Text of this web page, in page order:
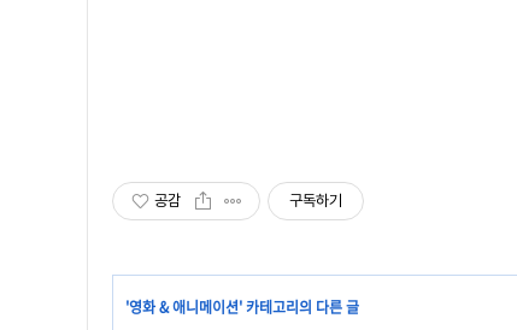
공감 구독하기
'영화 & 애니메이션' 카테고리의 다른 글